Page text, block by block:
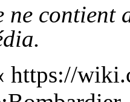
ne contient
https://